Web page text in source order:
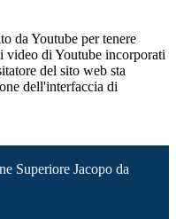
da Youtube per tenere
video di Youtube incorporati
del sito web sta
dell'interfaccia di
Superiore Jacopo da